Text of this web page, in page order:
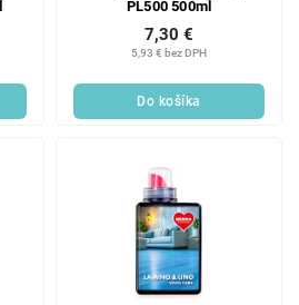
PL500 500ml
5,93 € bez DPH
7,30 €
Do košíka